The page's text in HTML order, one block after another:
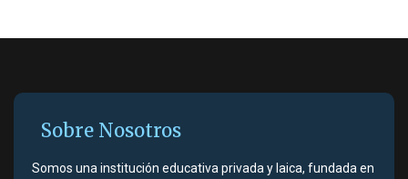
Sobre Nosotros
Somos una institución educativa privada y laica, fundada en